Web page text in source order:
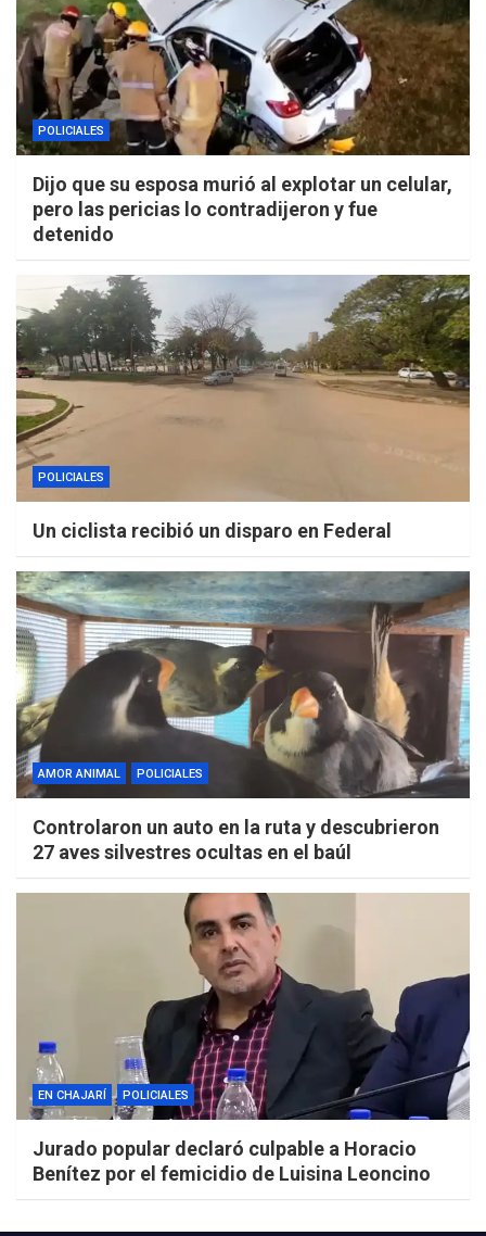
POLICIALES
Dijo que su esposa murió al explotar un celular,
pero las pericias lo contradijeron y fue
detenido
POLICIALES
Un ciclista recibió un disparo en Federal
AMOR ANIMAL POLICIALES
Controlaron un auto en la ruta y descubrieron
27 aves silvestres ocultas en el baúl
EN CHAJARÍ POLICIALES
Jurado popular declaró culpable a Horacio
Benítez por el femicidio de Luisina Leoncino